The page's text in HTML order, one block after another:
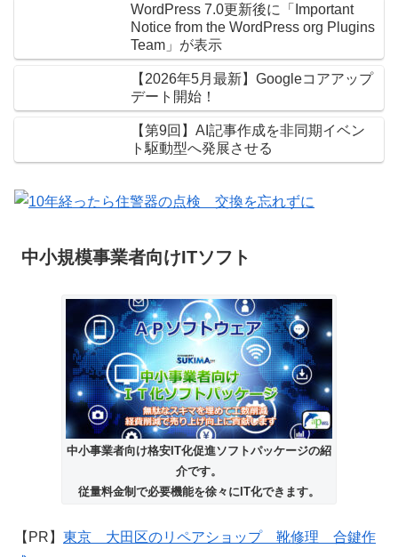
WordPress 7.0更新後に「Important
Notice from the WordPress org Plugins
Team」が表示
【2026年5月最新】Googleコアアップ
デート開始！
【第9回】AI記事作成を非同期イベン
ト駆動型へ発展させる
中小規模事業者向けITソフト
中小事業者向け格安IT化促進ソフトパッケージの紹
介です。
従量料金制で必要機能を徐々にIT化できます。
【PR】 東京 大田区のリペアショップ 靴修理 合鍵作